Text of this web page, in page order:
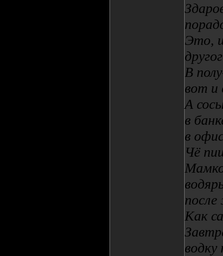
Это,
В
вот и
А
в
в
Чё
Как